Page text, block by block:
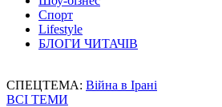
Спорт
Lifestyle
БЛОГИ ЧИТАЧІВ
СПЕЦТЕМА: Війна в Ірані
ВСІ ТЕМИ